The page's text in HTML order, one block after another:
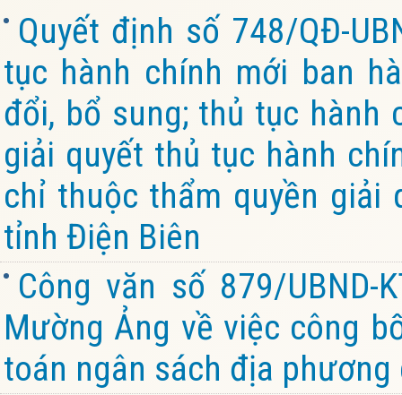
Quyết định số 748/QĐ-
tục hành chính mới ban
đổi, bổ sung; thủ tục hành
giải quyết thủ tục hành
chỉ thuộc thẩm quyền giải
tỉnh Điện Biên
Công văn số 879/
Mường Ảng về việc công
toán ngân sách địa phương